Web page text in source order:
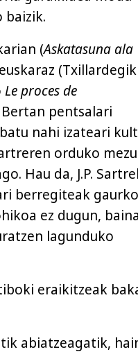
baizik.
(Askatasuna ala
(Txillardegik
Le proces de
pentsalari
nahi izateari
orduko
Hau da, J.P.
berregiteak gaurko
ez dugun,
lagunduko
eraikitzeak
abiatzeagatik,